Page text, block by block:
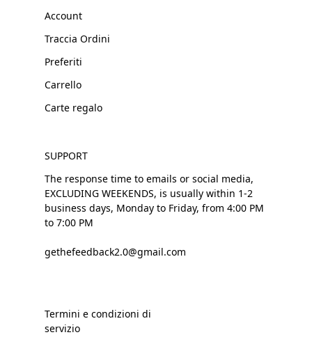
Account
Traccia Ordini
Preferiti
Carrello
Carte regalo
SUPPORT
The response time to emails or social media,
EXCLUDING WEEKENDS, is usually within 1-2
business days, Monday to Friday, from 4:00 PM
to 7:00 PM
gethefeedback2.0@gmail.com
Termini e condizioni di
servizio